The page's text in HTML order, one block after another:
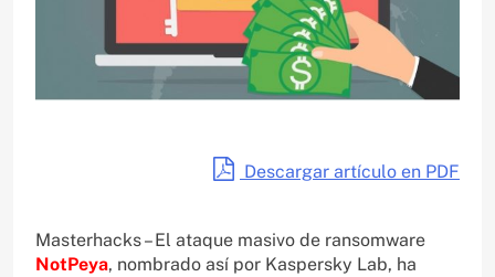
Descargar artículo en PDF
Masterhacks – El ataque masivo de ransomware
NotPeya, nombrado así por Kaspersky Lab, ha